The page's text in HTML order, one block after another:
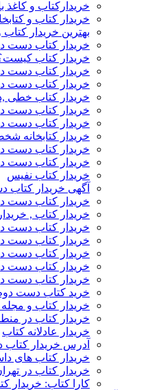
خریدارکتاب و کاغذ
خریدار کتاب و
بهترین خریدار
خریدار کتاب دست
خریدار کتاب
خریدار کتاب دست
خریدار کتاب دست
خریدار کتاب خطی
خریدار کتاب دست
خریدار کتاب دست
خریدار کتابخانه
خریدار کتاب دست
خریدار کتاب دست
خریدار کتاب نفیس
آگهی خریدار کتاب
خریدار کتاب دست
خریدار کتاب ,
خریدار کتاب دست
خریدار کتاب دست
خریدار کتاب دست
خریدار کتاب دست
خریدار کتاب دست
خرید کتاب دست
خریدار کتاب و
خریدار کتاب در
خریدار عادلانه کتاب
آدرس خریدار کتاب
خریدار کتاب های
خریدار کتاب در
کارا کتاب: خریدار